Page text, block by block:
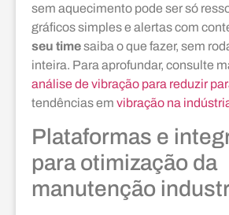
sem aquecimento pode ser só
gráficos simples e alertas com
seu timesaiba o que fazer, sem
inteira. Para aprofundar, consulte
análise de vibração para reduzir
tendências em vibração na
Plataformas e
para otimização da
manutenção